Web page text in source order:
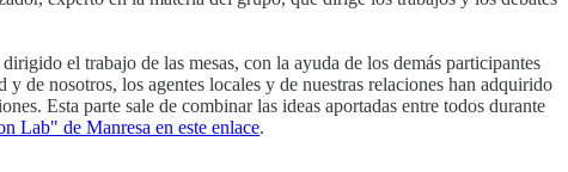
el trabajo de las mesas, con la ayuda de los demás participantes
de nosotros, los agentes locales y de nuestras relaciones han adquirido
Esta parte sale de combinar las ideas aportadas entre todos durante
Lab" de Manresa en este enlace.